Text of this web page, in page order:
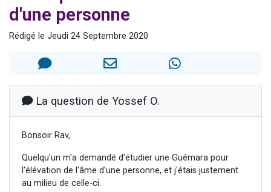
12 nouvelles musiques dans Torah-Box Music
29 personnes viennent de demander une bénédiction
d'une personne
Rédigé le Jeudi 24 Septembre 2020
La question de Yossef O.
Bonsoir Rav,
Quelqu'un m'a demandé d'étudier une Guémara pour
l'élévation de l'âme d'une personne, et j'étais justement
au milieu de celle-ci.